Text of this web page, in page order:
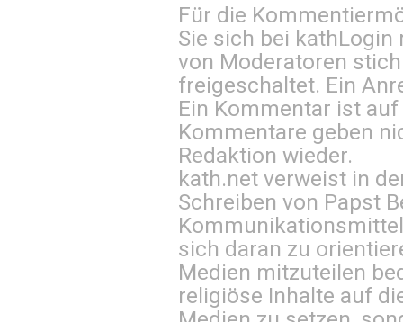
Für die
Sie sich bei kathLogin
von Moderatoren
freigeschaltet. Ein
Ein Kommentar ist
Kommentare geben
Redaktion wieder.
kath.net verweist in
Schreiben von Papst
sich daran zu
Medien mitzuteilen
religiöse Inhalte auf